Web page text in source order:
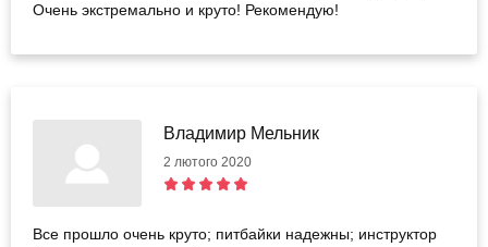
Очень экстремально и круто! Рекомендую!
Владимир Мельник
2 лютого 2020
Все прошло очень круто; питбайки надежны; инструктор